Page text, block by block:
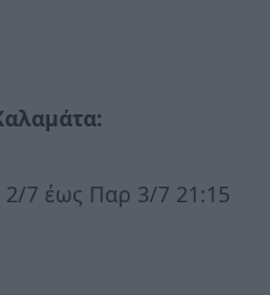
7 έως Παρ 3/7 21:15